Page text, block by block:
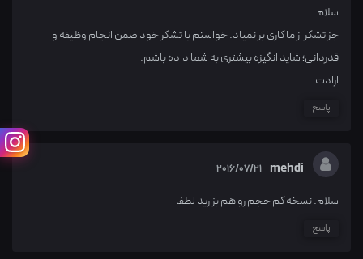
سلام.
جز تشکر از ما کاری بر نمیاد. خواستم با تشکر خود ضمن انجام وظیفه و
قدردانی؛ شاید انگیزه بیشتری به شما داده باشم.
ارادت.
پاسخ
mehdi
2016/07/21
سلام. نسخه کم حجم رو هم بزارید لطفا
پاسخ